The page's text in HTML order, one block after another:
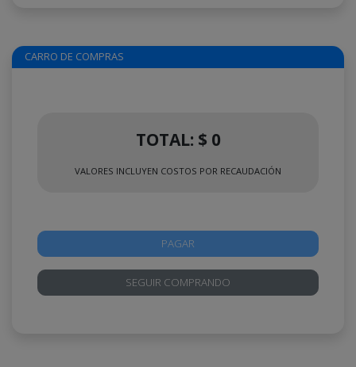
CARRO DE COMPRAS
TOTAL: $ 0
VALORES INCLUYEN COSTOS POR RECAUDACIÓN
SEGUIR COMPRANDO
PAGAR